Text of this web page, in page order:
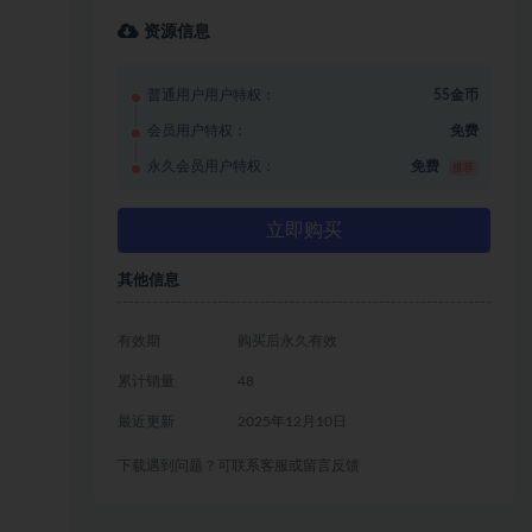
资源信息
普通用户用户特权： 55金币
会员用户特权： 免费
永久会员用户特权： 免费
立即购买
其他信息
有效期 购买后永久有效
累计销量 48
最近更新 2025年12月10日
下载遇到问题？可联系客服或留言反馈